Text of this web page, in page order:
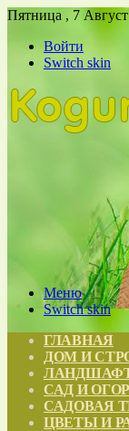
Пятница , 7
Войти
Switch skin
Меню
Switch skin
ГЛАВНАЯ
ДОМ И
САД И
САДОВАЯ
ЦВЕТЫ И